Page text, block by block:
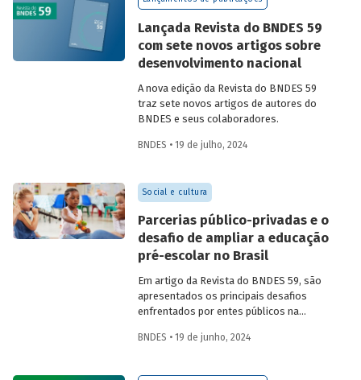
Lançada Revista do BNDES 59
com sete novos artigos sobre
desenvolvimento nacional
A nova edição da Revista do BNDES 59
traz sete novos artigos de autores do
BNDES e seus colaboradores.
BNDES • 19 de julho, 2024
Social e cultura
Parcerias público-privadas e o
desafio de ampliar a educação
pré-escolar no Brasil
Em artigo da Revista do BNDES 59, são
apresentados os principais desafios
enfrentados por entes públicos na
como aprendizados e possíveis soluções
na experiência das equipes do BNDES.
BNDES • 19 de junho, 2024